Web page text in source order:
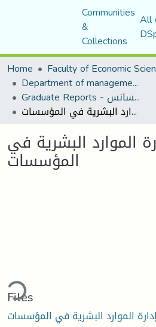
Communities
&
Collections
All
Home
Department of management sciences
Graduate Reports - تقارير الليسانس
واقع إدارة الموارد البشرية في المؤسسات
الموارد البشرية في
المؤسسات
Files